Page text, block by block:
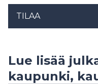
TILAA
Lue lisää
kaupunki,